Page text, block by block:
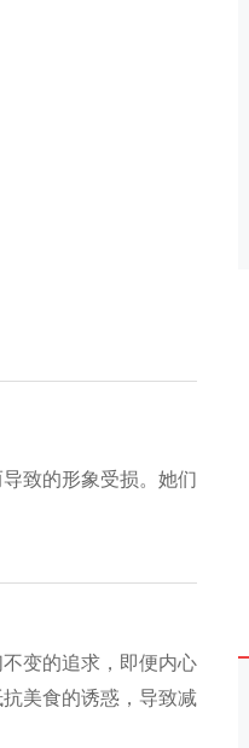
致的形象受损。她们
变的追求，即便内心
美食的诱惑，导致减